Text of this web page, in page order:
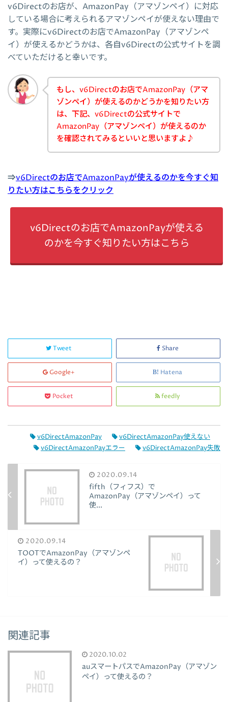
v6Directのお店が、AmazonPay（アマゾンペイ）に対応
している場合に考えられるアマゾンペイが使えない理由で
す。実際にv6Directのお店でAmazonPay（アマゾンペ
イ）が使えるかどうかは、各自v6Directの公式サイトを調
べていただけると幸いです。
もし、v6Directのお店でAmazonPay（アマ
ゾンペイ）が使えるのかどうかを知りたい方
は、下記、v6Directの公式サイトで
AmazonPay（アマゾンペイ）が使えるのか
を確認されてみるといいと思いますよ♪
⇒v6Directのお店でAmazonPayが使えるのかを今すぐ知
りたい方はこちらをクリック
v6Directのお店でAmazonPayが使える
のかを今すぐ知りたい方はこちら
Tweet Share
Google+ Hatena
Pocket feedly
v6DirectAmazonPay
v6DirectAmazonPay使えない
v6DirectAmazonPayエラー
v6DirectAmazonPay失敗
2020.09.14
fifth（フィフス）で
AmazonPay（アマゾンペイ）って
使...
2020.09.14
TOOTでAmazonPay（アマゾンペ
イ）って使えるの？
関連記事
2020.10.02
auスマートパスでAmazonPay（アマゾン
ペイ）って使えるの？